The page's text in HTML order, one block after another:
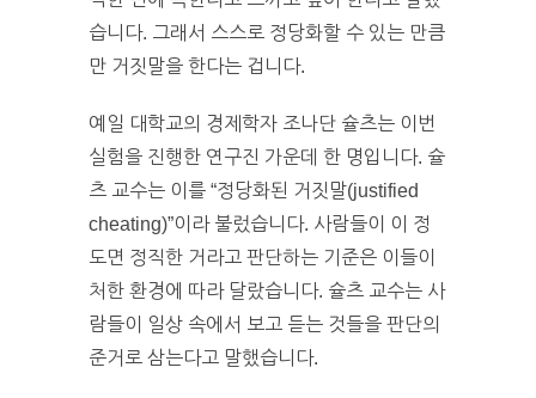
습니다. 그래서 스스로 정당화할 수 있는 만큼
만 거짓말을 한다는 겁니다.
예일 대학교의 경제학자 조나단 슐츠는 이번
실험을 진행한 연구진 가운데 한 명입니다. 슐
츠 교수는 이를 “정당화된 거짓말(justified
cheating)”이라 불렀습니다. 사람들이 이 정
도면 정직한 거라고 판단하는 기준은 이들이
처한 환경에 따라 달랐습니다. 슐츠 교수는 사
람들이 일상 속에서 보고 듣는 것들을 판단의
준거로 삼는다고 말했습니다.